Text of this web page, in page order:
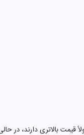
بالاتری دارند، در